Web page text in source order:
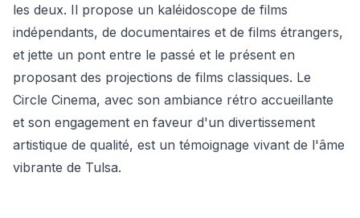
les deux. Il propose un kaléidoscope de films
indépendants, de documentaires et de films étrangers,
et jette un pont entre le passé et le présent en
proposant des projections de films classiques. Le
Circle Cinema, avec son ambiance rétro accueillante
et son engagement en faveur d'un divertissement
artistique de qualité, est un témoignage vivant de l'âme
vibrante de Tulsa.